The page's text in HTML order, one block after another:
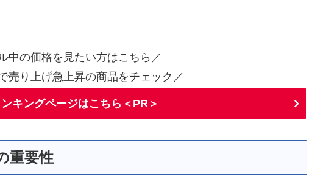
中の価格を見たい方はこちら／
売り上げ急上昇の商品をチェック／
キングページはこちら＜PR＞
重要性